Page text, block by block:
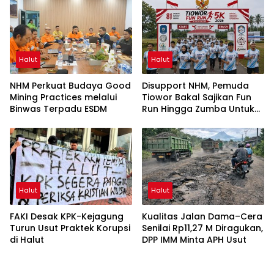
Halut
NHM Perkuat Budaya Good
Mining Practices melalui
Binwas Terpadu ESDM
Halut
Disupport NHM, Pemuda
Tiowor Bakal Sajikan Fun
Run Hingga Zumba Untuk
Halut
FAKI Desak KPK-Kejagung
Turun Usut Praktek Korupsi
di Halut
Halut
Kualitas Jalan Dama–Cera
Senilai Rp11,27 M Diragukan,
DPP IMM Minta APH Usut